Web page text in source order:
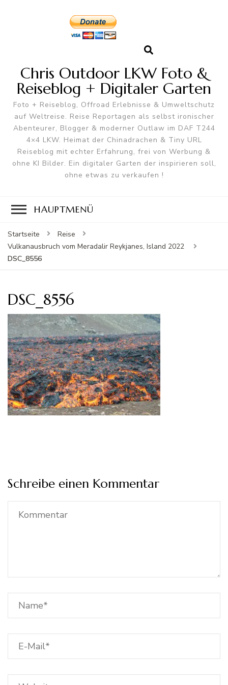
Chris Outdoor LKW Foto &
Reiseblog + Digitaler Garten
Foto + Reiseblog, Offroad Erlebnisse & Umweltschutz
auf Weltreise. Reise Reportagen als selbst ironischer
Abenteurer, Blogger & moderner Outlaw im DAF T244
4×4 LKW. Heimat der Chinadrachen & Tiny URL
Reiseblog mit echter Erfahrung, frei von Werbung &
ohne KI Bilder. Ein digitaler Garten der inspirieren soll,
ohne etwas zu verkaufen !
HAUPTMENÜ
Startseite
Reise
Vulkanausbruch vom Meradalir Reykjanes, Island 2022
DSC_8556
DSC_8556
Schreibe einen Kommentar